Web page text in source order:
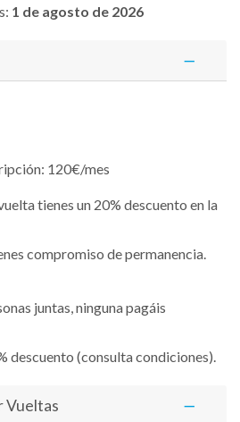
1 de agosto de 2026
120€/mes
tienes un 20% descuento en la
compromiso de permanencia.
juntas, ninguna pagáis
descuento (consulta condiciones).
Vueltas